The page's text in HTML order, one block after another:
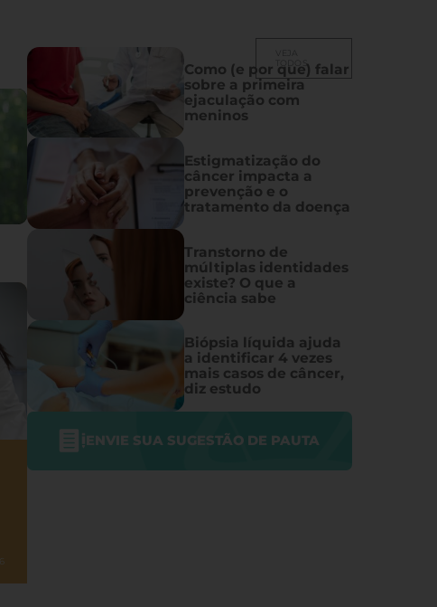
TODOS
Como (e por que) falar
sobre a primeira
ejaculação com
meninos
Estigmatização do
câncer impacta a
prevenção e o
tratamento da doença
Transtorno de
múltiplas identidades
existe? O que a
ciência sabe
Biópsia líquida ajuda
a identificar 4 vezes
mais casos de câncer,
diz estudo
ENVIE SUA SUGESTÃO DE PAUTA